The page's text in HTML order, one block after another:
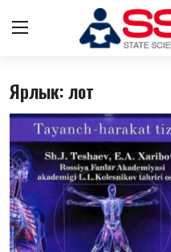
Авторизоваться
Главная
Архив журналов Узбекистана
О нас
Стратегический план развития
Ярлык: лот